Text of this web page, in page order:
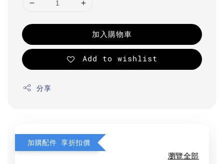
加入購物車
Add to wishlist
分享
加購配件 享折扣價
瀏覽全部